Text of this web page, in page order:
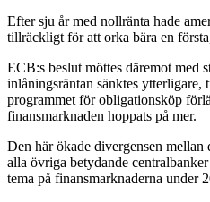
Efter sju år med nollränta hade
tillräckligt för att orka bära en
ECB:s beslut möttes däremot med
inlåningsräntan sänktes ytterligare,
programmet för obligationsköp
finansmarknaden hoppats på mer.
Den här ökade divergensen mellan
alla övriga betydande
tema på finansmarknaderna under